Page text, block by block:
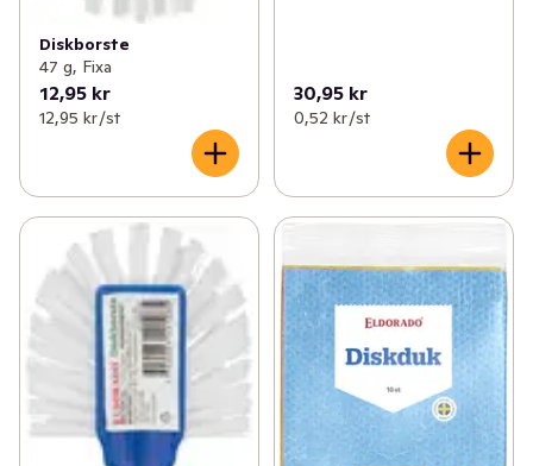
Diskborste
47 g, Fixa
12,95 kr
12,95 kr /st
30,95 kr
0,52 kr /st